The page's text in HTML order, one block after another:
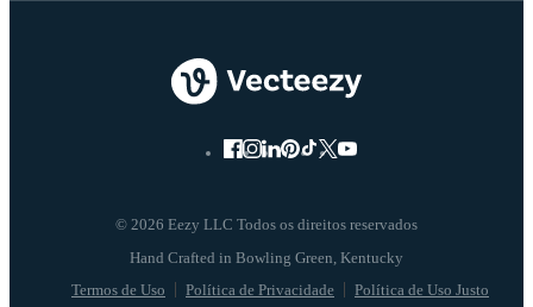
© 2026 Eezy LLC Todos os direitos reservados
Termos de Uso Política de Privacidade Política de Uso Justo